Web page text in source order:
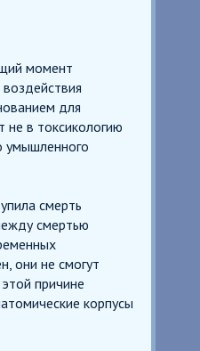
момент
для
в токсикологию
умышленного
смерть
смертью
они не смогут
причине
корпусы